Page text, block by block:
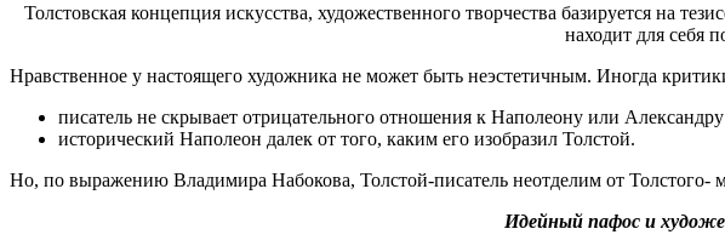
Толстовская концепция искусства, художественного творчества базируется на
находит для себя
Нравственное у настоящего художника не может быть неэстетичным. Иногда
писатель не скрывает отрицательного отношения к Наполеону или
исторический Наполеон далек от того, каким его изобразил Толстой.
Но, по выражению Владимира Набокова, Толстой-писатель неотделим от Толстого-
Идейный пафос и